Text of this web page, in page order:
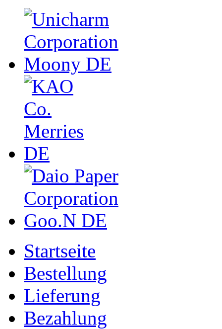
Startseite
Bestellung
Lieferung
Bezahlung